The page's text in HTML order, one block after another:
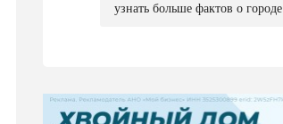
узнать больше фактов о городе